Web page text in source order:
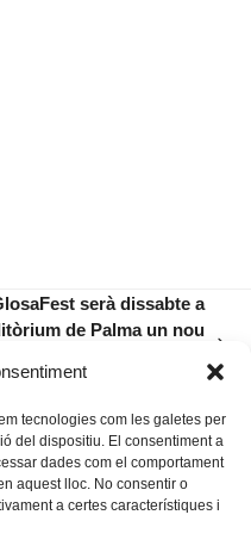
tecnologies com les galetes per
del dispositiu. El consentiment a
dades com el comportament
aquest lloc. No consentir o
a certes característiques i
serà dissabte a
de Palma un nou